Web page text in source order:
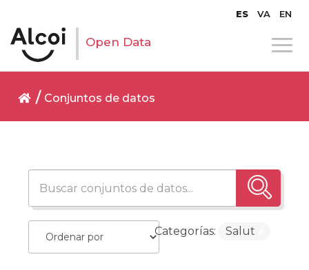
ES VA EN
Open Data
Conjuntos de datos
Categorías: Salut